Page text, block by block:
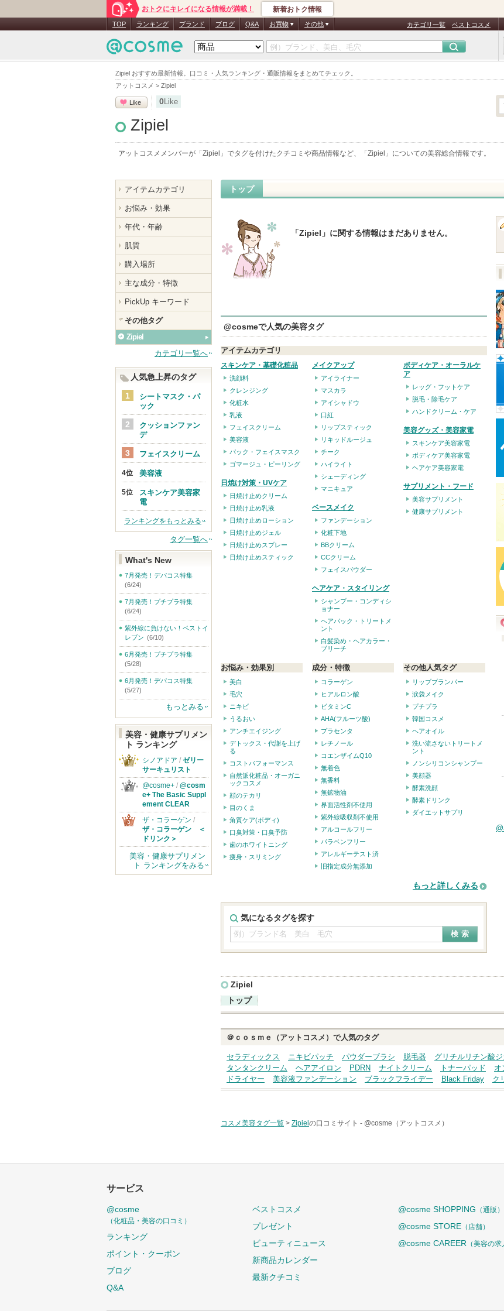
Zipiel おすすめ最新情報。口コミ・人気ランキング・通販情報をまとめてチェック。
アットコスメ > Zipiel
おトクにキレイになる情報が満載！ 新着おトク情報
TOP ランキング ブランド ブログ Q&A お買物 その他 カテゴリ一覧 ベストコスメ
Like 0Like
Zipiel
アットコスメメンバーが「 Zipiel 」でタグを付けたクチコミや商品情報など、「 Zipiel 」についての美容総合情報です。
トップ
「Zipiel 」に関する情報はまだありません。
@cosmeで人気の美容タグ
アイテムカテゴリ
スキンケア・基礎化粧品
洗顔料
クレンジング
化粧水
乳液
フェイスクリーム
美容液
パック・フェイスマスク
ゴマージュ・ピーリング
日焼け対策・UVケア
日焼け止めクリーム
日焼け止め乳液
日焼け止めローション
日焼け止めジェル
日焼け止めスプレー
日焼け止めスティック
メイクアップ
アイライナー
マスカラ
アイシャドウ
口紅
リップスティック
リキッドルージュ
チーク
ハイライト
シェーディング
マニキュア
ベースメイク
ファンデーション
化粧下地
BBクリーム
CCクリーム
フェイスパウダー
ヘアケア・スタイリング
シャンプー・コンディシ
ョナー
ヘアパック・トリートメ
ント
白髪染め・ヘアカラー・
ブリーチ
ボディケア・オーラルケ
ア
レッグ・フットケア
脱毛・除毛ケア
ハンドクリーム・ケア
美容グッズ・美容家電
スキンケア美容家電
ボディケア美容家電
ヘアケア美容家電
サプリメント・フード
美容サプリメント
健康サプリメント
お悩み・効果別
美白
毛穴
ニキビ
うるおい
アンチエイジング
デトックス・代謝を上げ
る
コストパフォーマンス
自然派化粧品・オーガニ
ックコスメ
顔のテカリ
目のくま
角質ケア(ボディ)
口臭対策・口臭予防
歯のホワイトニング
痩身・スリミング
成分・特徴
コラーゲン
ヒアルロン酸
ビタミンC
AHA(フルーツ酸)
プラセンタ
レチノール
コエンザイムQ10
無着色
無香料
無鉱物油
界面活性剤不使用
紫外線吸収剤不使用
アルコールフリー
パラベンフリー
アレルギーテスト済
旧指定成分無添加
その他人気タグ
リッププランパー
涙袋メイク
プチプラ
韓国コスメ
ヘアオイル
洗い流さないトリートメ
ント
ノンシリコンシャンプー
美顔器
酵素洗顔
酵素ドリンク
ダイエットサプリ
もっと詳しくみる
気になるタグを探す
Zipiel
トップ
＠ｃｏｓｍｅ（アットコスメ）で人気のタグ
セラディックス ニキビパッチ パウダーブラシ 脱毛器 グリチルリチン酸
タンタンクリーム
ヘアアイロン PDRN ナイトクリーム トナーパッド オ
ドライヤー
美容液ファンデーション ブラックフライデー Black Friday ク
コスメ美容タグ一覧 > Zipiel の口コミサイト - @cosme（アットコスメ）
アイテムカテゴリ
お悩み・効果
年代・年齢
肌質
購入場所
主な成分・特徴
PickUp キーワード
その他タグ
Zipiel
カテゴリ一覧へ
人気急上昇のタグ
シートマスク・パ
ック
クッションファン
デ
フェイスクリーム
美容液
スキンケア美容家
電
ランキングをもっとみる
タグ一覧へ
What's New
7月発売！デパコス特集
(6/24)
7月発売！プチプラ特集
(6/24)
紫外線に負けない！ベストイ
レブン (6/10)
6月発売！プチプラ特集
(5/28)
6月発売！デパコス特集
(5/27)
もっとみる
美容・健康サプリメン
ト ランキング
シノアドア / ゼリー
サーキュリスト
@cosme+ / @cosm
e+ The Basic Suppl
ement CLEAR
ザ・コラーゲン /
ザ・コラーゲン ＜
ドリンク＞
美容・健康サプリメン
ト ランキングをみる
サービス
@cosme
（化粧品・美容の口コミ）
ランキング
ポイント・クーポン
ブログ
Q&A
ベストコスメ
プレゼント
ビューティニュース
新商品カレンダー
最新クチコミ
@cosme SHOPPING （通販）
@cosme STORE （店舗）
@cosme CAREER （美容の求